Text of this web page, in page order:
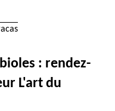
: rendez-
L'art du